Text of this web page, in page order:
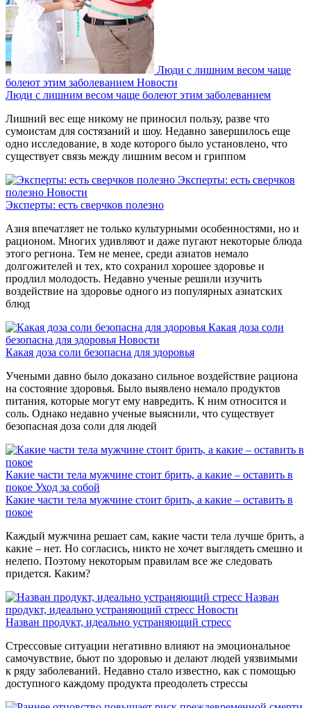
Люди с лишним весом чаще
болеют этим заболеванием Новости
Люди с лишним весом чаще болеют этим заболеванием
Лишний вес еще никому не приносил пользу, разве что
сумоистам для состязаний и шоу. Недавно завершилось еще
одно исследование, в ходе которого было установлено, что
существует связь между лишним весом и гриппом
Эксперты: есть сверчков
полезно Новости
Эксперты: есть сверчков полезно
Азия впечатляет не только культурными особенностями, но и
рационом. Многих удивляют и даже пугают некоторые блюда
этого региона. Тем не менее, среди азиатов немало
долгожителей и тех, кто сохранил хорошее здоровье и
продлил молодость. Недавно ученые решили изучить
воздействие на здоровье одного из популярных азиатских
блюд
Какая доза соли
безопасна для здоровья Новости
Какая доза соли безопасна для здоровья
Учеными давно было доказано сильное воздействие рациона
на состояние здоровья. Было выявлено немало продуктов
питания, которые могут ему навредить. К ним относится и
соль. Однако недавно ученые выяснили, что существует
безопасная доза соли для людей
Какие части тела мужчине стоит брить, а какие – оставить в
покое Уход за собой
Какие части тела мужчине стоит брить, а какие – оставить в
покое
Каждый мужчина решает сам, какие части тела лучше брить, а
какие – нет. Но согласись, никто не хочет выглядеть смешно и
нелепо. Поэтому некоторым правилам все же следовать
придется. Каким?
Назван
продукт, идеально устраняющий стресс Новости
Назван продукт, идеально устраняющий стресс
Стрессовые ситуации негативно влияют на эмоциональное
самочувствие, бьют по здоровью и делают людей уязвимыми
к ряду заболеваний. Недавно стало известно, как с помощью
доступного каждому продукта преодолеть стрессы